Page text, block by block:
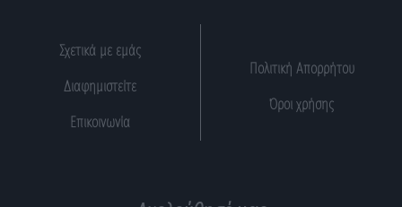
Σχετικά με εμάς
Διαφημιστείτε
Επικοινωνία
Πολιτική Απορρήτου
Όροι χρήσης